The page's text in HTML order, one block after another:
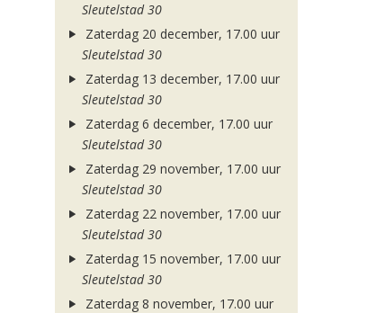
Sleutelstad 30
Zaterdag 20 december, 17.00 uur
Sleutelstad 30
Zaterdag 13 december, 17.00 uur
Sleutelstad 30
Zaterdag 6 december, 17.00 uur
Sleutelstad 30
Zaterdag 29 november, 17.00 uur
Sleutelstad 30
Zaterdag 22 november, 17.00 uur
Sleutelstad 30
Zaterdag 15 november, 17.00 uur
Sleutelstad 30
Zaterdag 8 november, 17.00 uur